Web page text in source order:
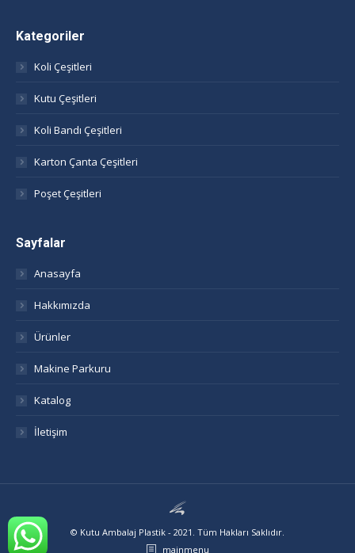
opens
new
window
opens
new
window
opens
new
window
Kategoriler
Koli Çeşitleri
Kutu Çeşitleri
Koli Bandı Çeşitleri
Karton Çanta Çeşitleri
Poşet Çeşitleri
Sayfalar
Anasayfa
Hakkımızda
Ürünler
Makine Parkuru
Katalog
İletişim
© Kutu Ambalaj Plastik - 2021. Tüm Hakları Saklıdır.
mainmenu